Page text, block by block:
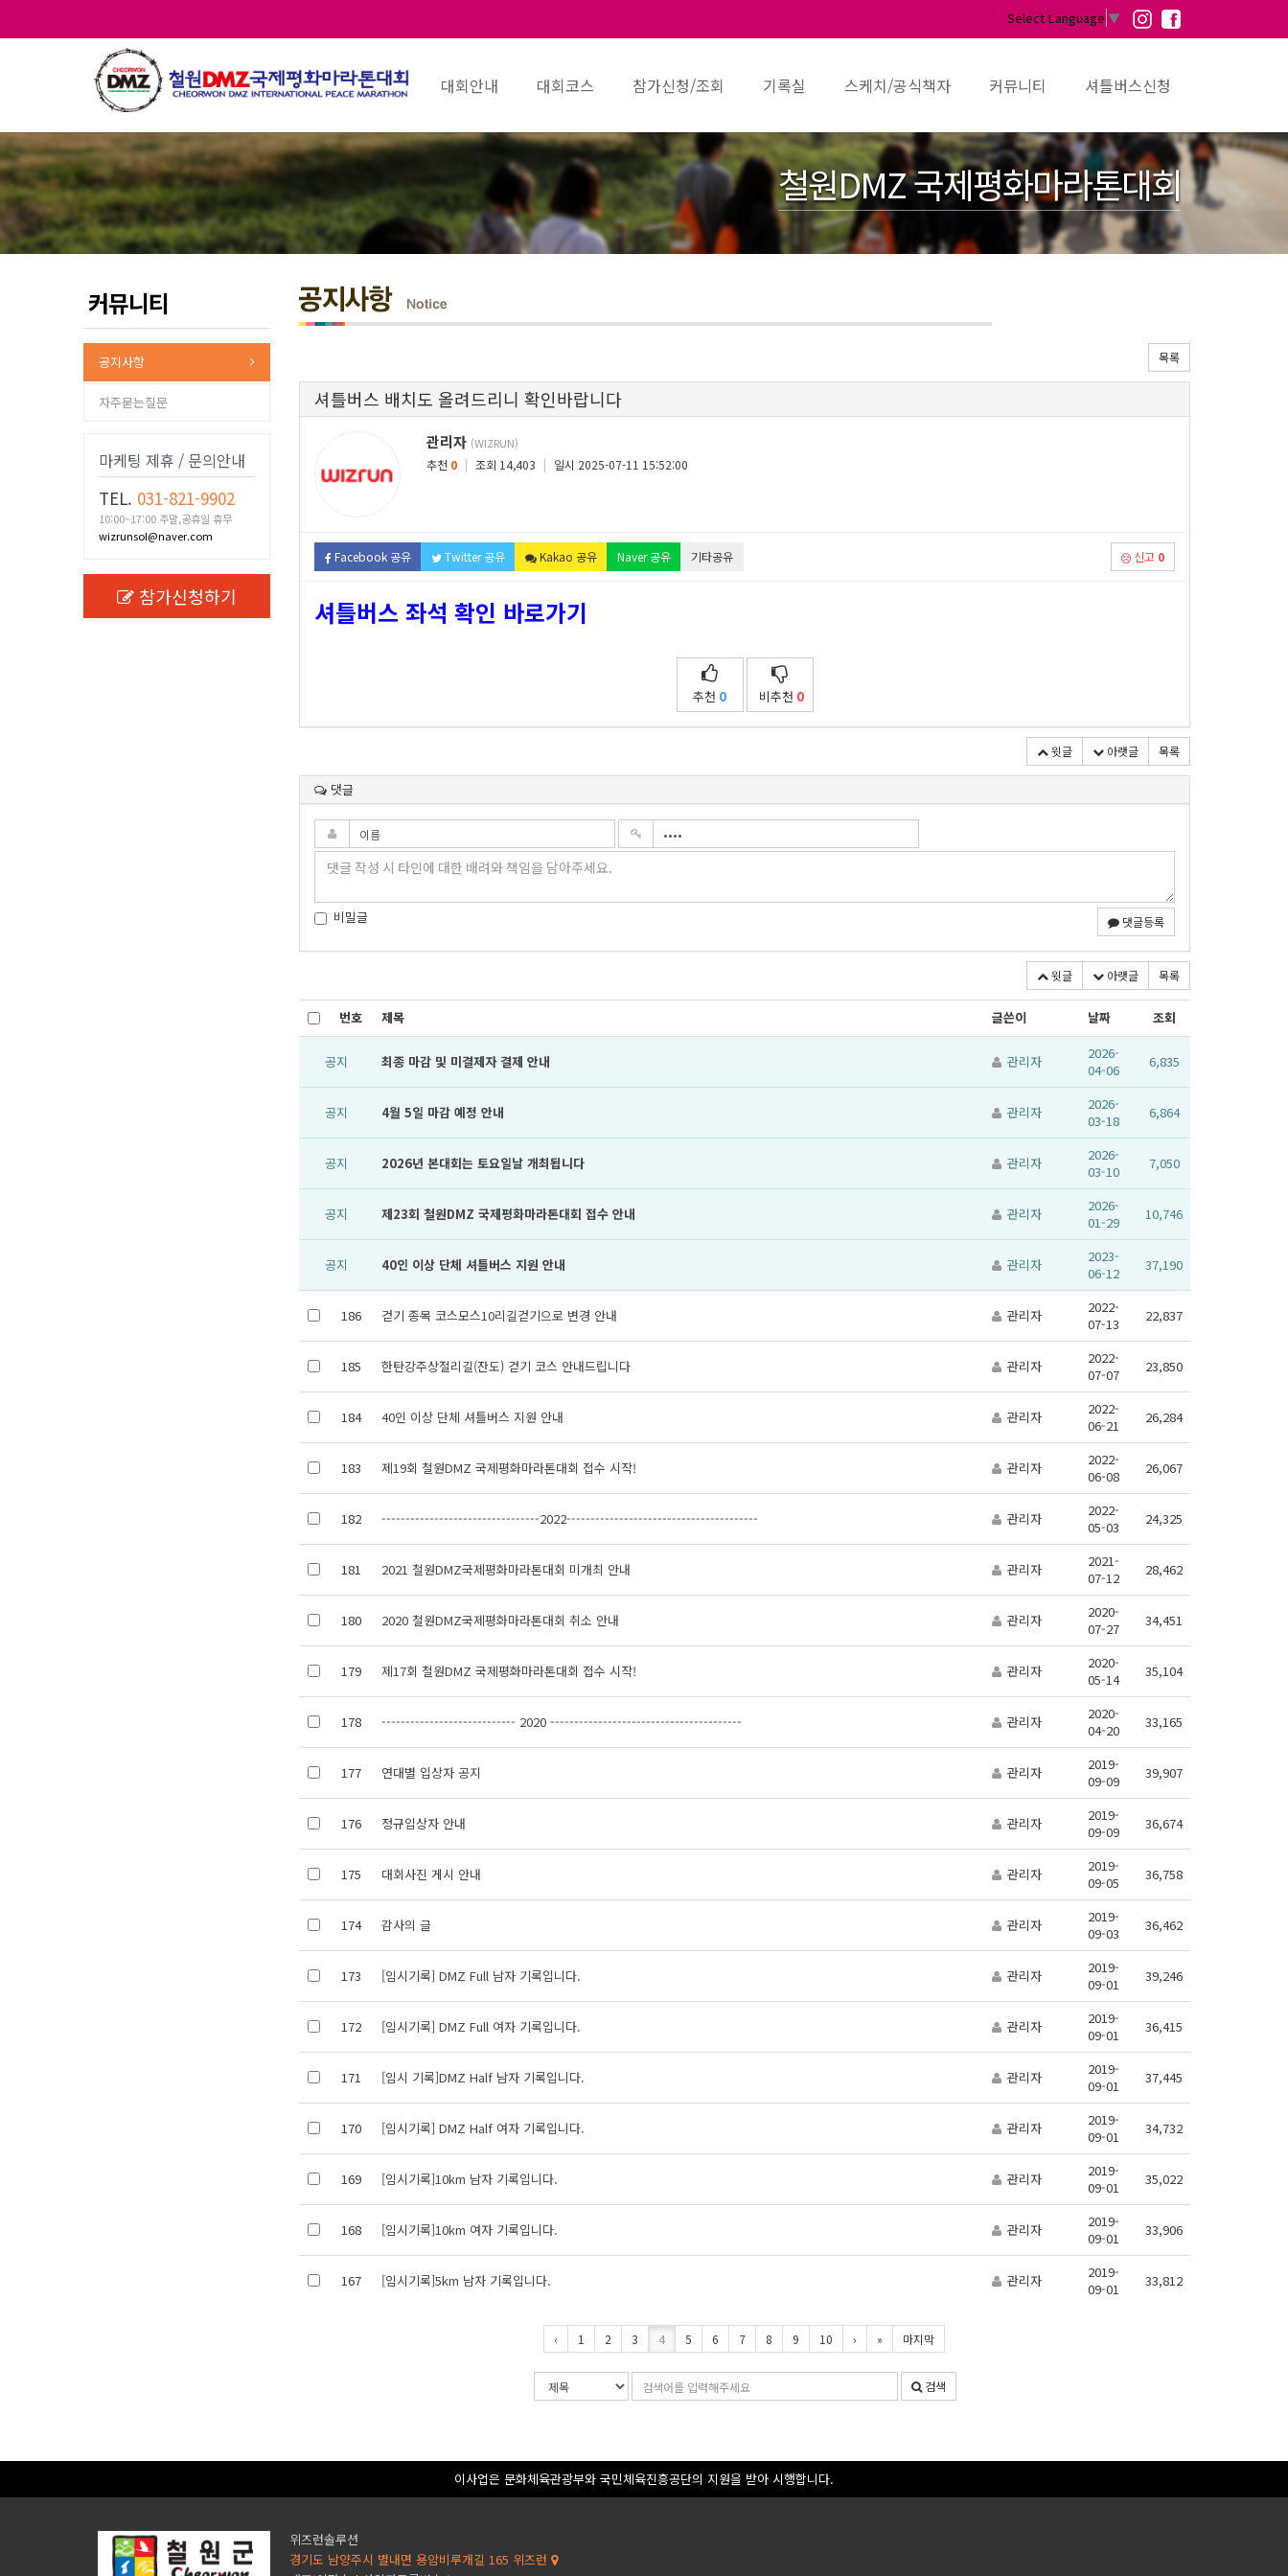
Select Language ▼
대회안내 대회코스 참가신청/조회 기록실 스케치/공식책자 커뮤니티 셔틀버스신청
철원DMZ 국제평화마라톤대회
커뮤니티
공지사항
자주묻는질문
마케팅 제휴 / 문의안내
TEL. 031-821-9902
10:00~17:00 주말,공휴일 휴무
wizrunsol@naver.com
참가신청하기
목록
셔틀버스 배치도 올려드리니 확인바랍니다
관리자 (WIZRUN)
추천 0 | 조회 14,403 | 일시 2025-07-11 15:52:00
Facebook 공유 Twitter 공유 Kakao 공유 Naver 공유 기타공유 신고 0
셔틀버스 좌석 확인 바로가기
추천 0 비추천 0
윗글 아랫글 목록
댓글
비밀글 댓글등록
윗글 아랫글 목록
번호 제목 글쓴이 날짜 조회
공지 최종 마감 및 미결제자 결제 안내 관리자
2026-
04-06
6,835
공지 4월 5일 마감 예정 안내 관리자
2026-
03-18
6,864
공지 2026년 본대회는 토요일날 개최됩니다 관리자
2026-
03-10
7,050
공지 제23회 철원DMZ 국제평화마라톤대회 접수 안내 관리자
2026-
01-29
10,746
공지 40인 이상 단체 셔틀버스 지원 안내 관리자
2023-
06-12
37,190
186 걷기 종목 코스모스10리길걷기으로 변경 안내 관리자
2022-
07-13
22,837
185 한탄강주상절리길(잔도) 걷기 코스 안내드립니다 관리자
2022-
07-07
23,850
184 40인 이상 단체 셔틀버스 지원 안내 관리자
2022-
06-21
26,284
183 제19회 철원DMZ 국제평화마라톤대회 접수 시작! 관리자
2022-
06-08
26,067
182 ---------------------------------2022---------------------------------------- 관리자
2022-
05-03
24,325
181 2021 철원DMZ국제평화마라톤대회 미개최 안내 관리자
2021-
07-12
28,462
180 2020 철원DMZ국제평화마라톤대회 취소 안내 관리자
2020-
07-27
34,451
179 제17회 철원DMZ 국제평화마라톤대회 접수 시작! 관리자
2020-
05-14
35,104
178 ---------------------------- 2020 ---------------------------------------- 관리자
2020-
04-20
33,165
177 연대별 입상자 공지 관리자
2019-
09-09
39,907
176 정규입상자 안내 관리자
2019-
09-09
36,674
175 대회사진 게시 안내 관리자
2019-
09-05
36,758
174 감사의 글 관리자
2019-
09-03
36,462
173 [임시기록] DMZ Full 남자 기록입니다. 관리자
2019-
09-01
39,246
172 [임시기록] DMZ Full 여자 기록입니다. 관리자
2019-
09-01
36,415
171 [임시 기록]DMZ Half 남자 기록입니다. 관리자
2019-
09-01
37,445
170 [임시기록] DMZ Half 여자 기록입니다. 관리자
2019-
09-01
34,732
169 [임시기록]10km 남자 기록입니다. 관리자
2019-
09-01
35,022
168 [임시기록]10km 여자 기록입니다. 관리자
2019-
09-01
33,906
167 [임시기록]5km 남자 기록입니다. 관리자
2019-
09-01
33,812
‹ 1 2 3 4 5 6 7 8 9 10 › » 마지막
검
색
검
색
검색
이사업은 문화체육관광부와 국민체육진흥공단의 지원을 받아 시행합니다.
위즈런솔루션
경기도 남양주시 별내면 용암비루개길 165 위즈런